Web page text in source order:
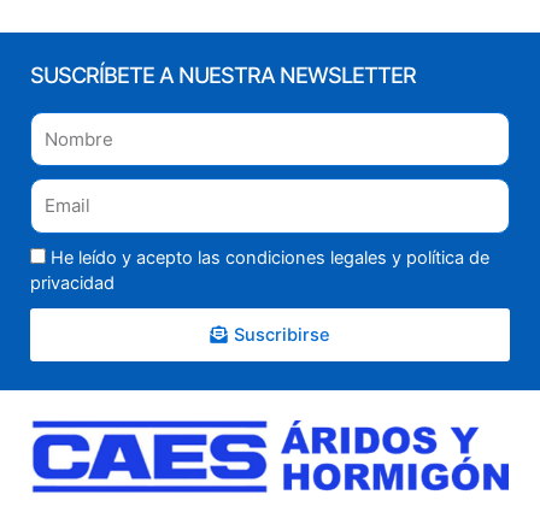
SUSCRÍBETE A NUESTRA NEWSLETTER
He leído y acepto las condiciones legales y política de
privacidad
Suscribirse